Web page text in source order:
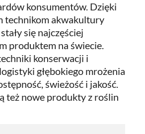
konsumentów. Dzięki
technikom akwakultury
się najczęściej
produktem na świecie.
konserwacji i
głębokiego mrożenia
świeżość i jakość.
też nowe produkty z roślin